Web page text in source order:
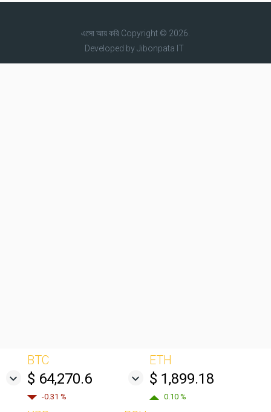
এসো আয় করিCopyright © 2026.
Developed byJibonpata IT
BTC
$ 64,270.6
-0.31 %
ETH
$ 1,899.18
0.10 %